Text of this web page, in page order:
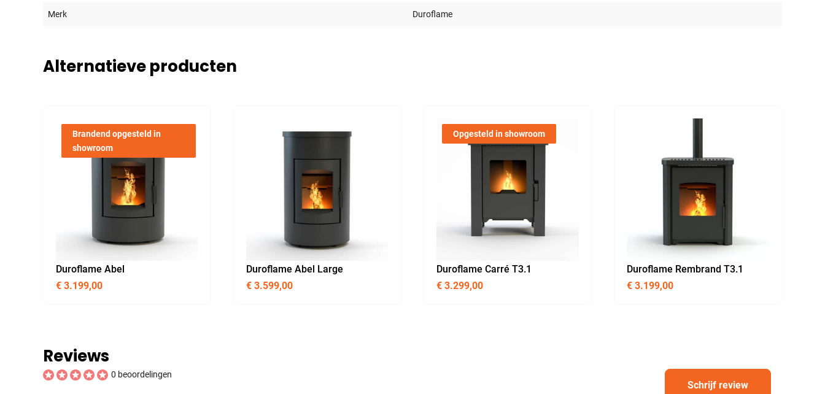
Merk Duroflame
Alternatieve producten
Brandend opgesteld in
showroom
Duroflame Abel
€ 3.199,00
Duroflame Abel Large
€ 3.599,00
Opgesteld in showroom
Duroflame Carré T3.1
€ 3.299,00
Duroflame Rembrand T3.1
€ 3.199,00
Reviews
0 beoordelingen
Schrijf review